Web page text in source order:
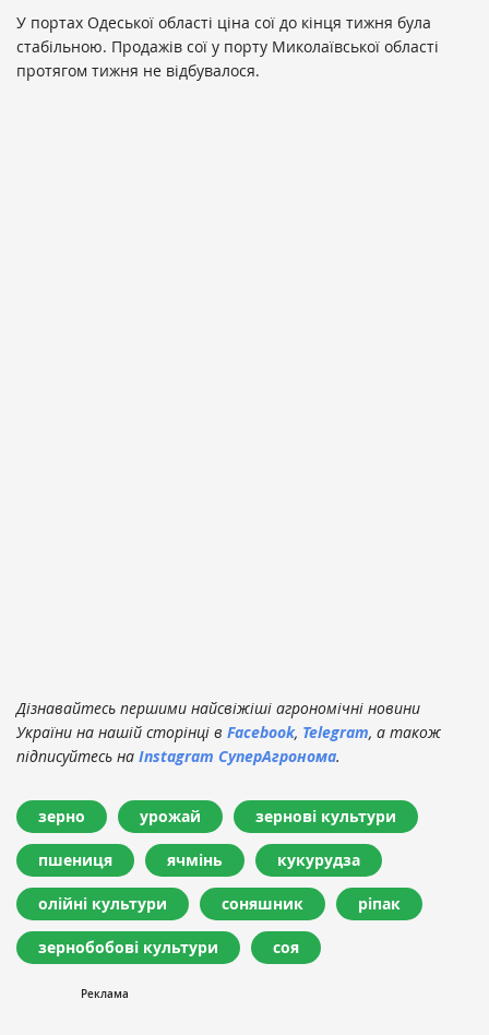
У портах Одеської області ціна сої до кінця тижня була
стабільною. Продажів сої у порту Миколаївської області
протягом тижня не відбувалося.
Дізнавайтесь першими найсвіжіші агрономічні новини
України на нашій сторінці в Facebook, Telegram, а також
підписуйтесь на Instagram СуперАгронома.
зерно урожай зернові культури
пшениця ячмінь кукурудза
олійні культури соняшник ріпак
зернобобові культури соя